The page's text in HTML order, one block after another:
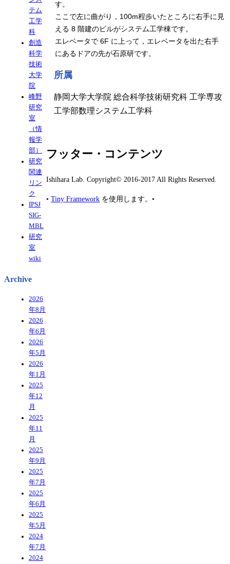
す。
ここで左に曲がり，100m程歩いたところに右手に見
える 8 階建のビルがシステム工学棟です。
エレベータで 6F に上って，エレベータを出た右手
にあるドアの先が石原研です。
所属
静岡大学大学院 総合科学技術研究科 工学専攻
工学部数理システム工学科
テム
工学
科
創造
科学
技術
大学
院
峰野
研究
室
（情
報学
部）
研究
関連
リン
ク
IPSJ
SIG-
MBL
研究
室
wiki
Archive
2026
年8月
2026
年6月
2026
年5月
2026
年1月
2025
年12
月
2025
年11
月
2025
年9月
2025
年7月
2025
年6月
2025
年5月
2024
年7月
2024
フッター・コンテンツ
Ishihara Lab. Copyright© 2016-2017 All Rights Reserved.
• Tiny Framework を使用します。•